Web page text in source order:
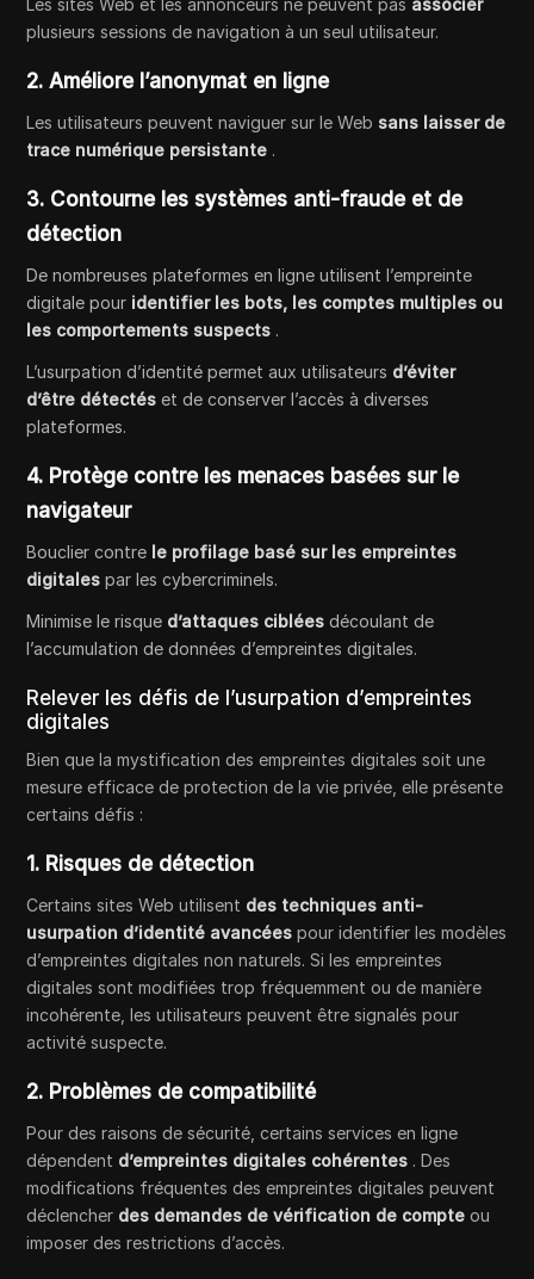
Les sites Web et les annonceurs ne peuvent pas associer
plusieurs sessions de navigation à un seul utilisateur.
2. Améliore l’anonymat en ligne
Les utilisateurs peuvent naviguer sur le Web sans laisser de
trace numérique persistante .
3. Contourne les systèmes anti-fraude et de
détection
De nombreuses plateformes en ligne utilisent l’empreinte
digitale pour identifier les bots, les comptes multiples ou
les comportements suspects .
L’usurpation d’identité permet aux utilisateurs d’éviter
d’être détectéset de conserver l’accès à diverses
plateformes.
4. Protège contre les menaces basées sur le
navigateur
Bouclier contre le profilage basé sur les empreintes
digitalespar les cybercriminels.
Minimise le risque d’attaques cibléesdécoulant de
l’accumulation de données d’empreintes digitales.
Relever les défis de l’usurpation d’empreintes
digitales
Bien que la mystification des empreintes digitales soit une
mesure efficace de protection de la vie privée, elle présente
certains défis :
1. Risques de détection
Certains sites Web utilisent des techniques anti-
usurpation d’identité avancéespour identifier les modèles
d’empreintes digitales non naturels. Si les empreintes
digitales sont modifiées trop fréquemment ou de manière
incohérente, les utilisateurs peuvent être signalés pour
activité suspecte.
2. Problèmes de compatibilité
Pour des raisons de sécurité, certains services en ligne
dépendent d’empreintes digitales cohérentes . Des
modifications fréquentes des empreintes digitales peuvent
déclencher des demandes de vérification de compteou
imposer des restrictions d’accès.